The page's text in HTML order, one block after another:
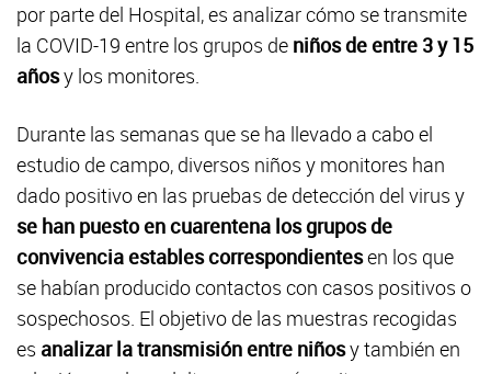
por parte del Hospital, es analizar cómo se transmite
la COVID-19 entre los grupos de niños de entre 3 y 15
añosy los monitores.
Durante las semanas que se ha llevado a cabo el
estudio de campo, diversos niños y monitores han
dado positivo en las pruebas de detección del virus y
se han puesto en cuarentena los grupos de
convivencia estables correspondientesen los que
se habían producido contactos con casos positivos o
sospechosos. El objetivo de las muestras recogidas
es analizar la transmisión entre niñosy también en